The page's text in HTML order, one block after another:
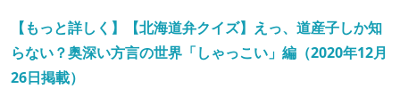
【もっと詳しく】【北海道弁クイズ】えっ、道産子しか知
らない？奥深い方言の世界「しゃっこい」編（2020年12月
26日掲載）